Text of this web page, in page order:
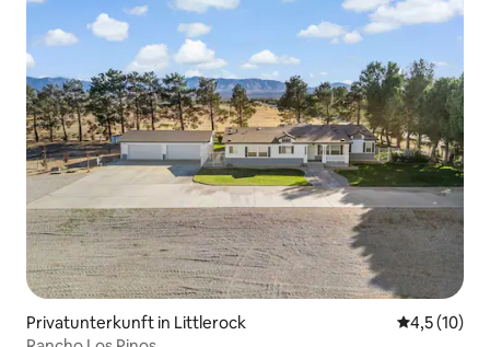
Privatunterkunft in Littlerock
4,5 (10)